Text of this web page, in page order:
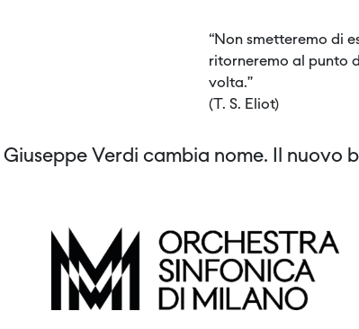
“Non smetteremo di
ritorneremo al punto
volta.”
(T. S. Eliot)
Verdi cambia nome. Il nuovo